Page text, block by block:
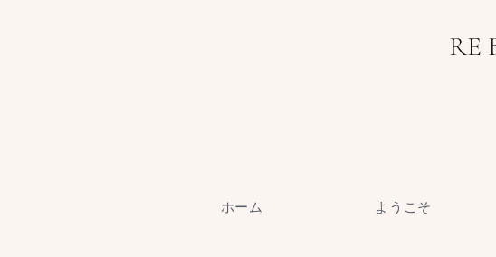
RE
ホーム ようこそ